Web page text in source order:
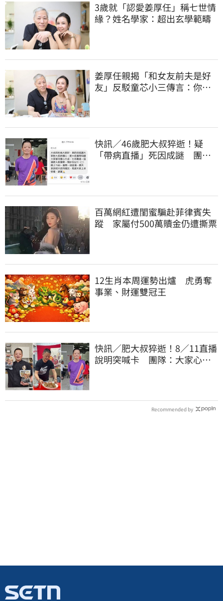
3歲就「認愛姜厚任」稱七世情
緣？姓名學家：超出玄學範疇
姜厚任親揭「和女友前夫是好
友」反駁童芯小三傳言：你在
快訊／46歲肥大叔猝逝！疑
「帶病直播」死因成謎 團隊
百萬網紅遭閨蜜騙赴菲律賓失
蹤 家屬付500萬贖金仍遭撕票
12生肖本周運勢出爐 虎勇奪
事業、財運雙冠王
快訊／肥大叔猝逝！8／11直播
說明突喊卡 團隊：大家心情
Recommended by